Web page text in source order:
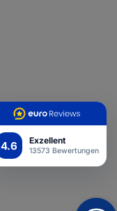
4.6 Exzellent
13573 Bewertungen